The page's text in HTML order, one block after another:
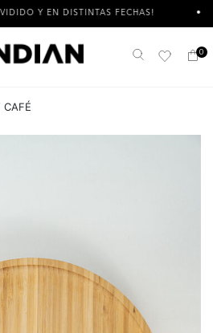
Y EN DISTINTAS FECHAS! 3
Buscar 0
CAFÉ